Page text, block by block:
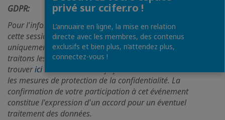
GDPR:
Pour l'information de tous les participants à l'événement,
cette session en ligne peut être enregistrée et partagée
uniquement avec les membres de notre communauté. Nous
traitons les données de manière responsable, veuillez
trouvericides détails sur la façon dont elles sont traitées et
les mesures de protection de la confidentialité. La
confirmation de votre participation à cet événement
constitue l'expression d'un accord pour un éventuel
traitement des données.
privé sur ccifer.ro !
L’annuaire en ligne, la mise en relation
directe avec les membres, des contenus
exclusifs et bien plus, n’attendez plus,
connectez-vous !